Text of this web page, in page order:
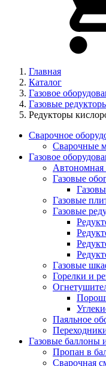
Главная
Каталог
Газовое
Газовые
Редукторы
Сварочное
Сварочные
Газовое
Автономная
Газовые
Газовые
Газовые
Газовые
Горелки и
Паяльное
Газовые баллоны
Пропан в
Сварочная